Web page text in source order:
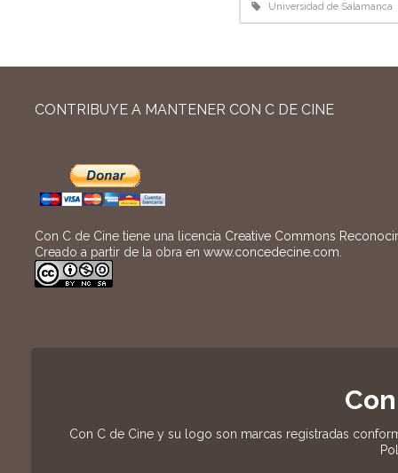
Universidad de Salamanca
CONTRIBUYE A MANTENER CON C DE CINE
Con C de Cine tiene una licencia Creative Commons
Creado a partir de la obra enwww.concedecine.com.
Con C de Cine y su logo son marcas registradas